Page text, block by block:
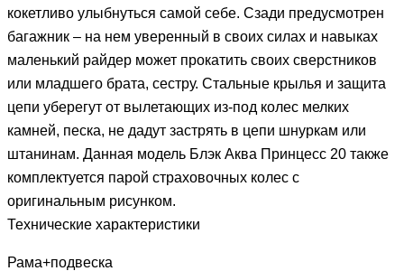
кокетливо улыбнуться самой себе. Сзади предусмотрен
багажник – на нем уверенный в своих силах и навыках
маленький райдер может прокатить своих сверстников
или младшего брата, сестру. Стальные крылья и защита
цепи уберегут от вылетающих из-под колес мелких
камней, песка, не дадут застрять в цепи шнуркам или
штанинам. Данная модель Блэк Аква Принцесс 20 также
комплектуется парой страховочных колес с
оригинальным рисунком.
Технические характеристики
Рама+подвеска